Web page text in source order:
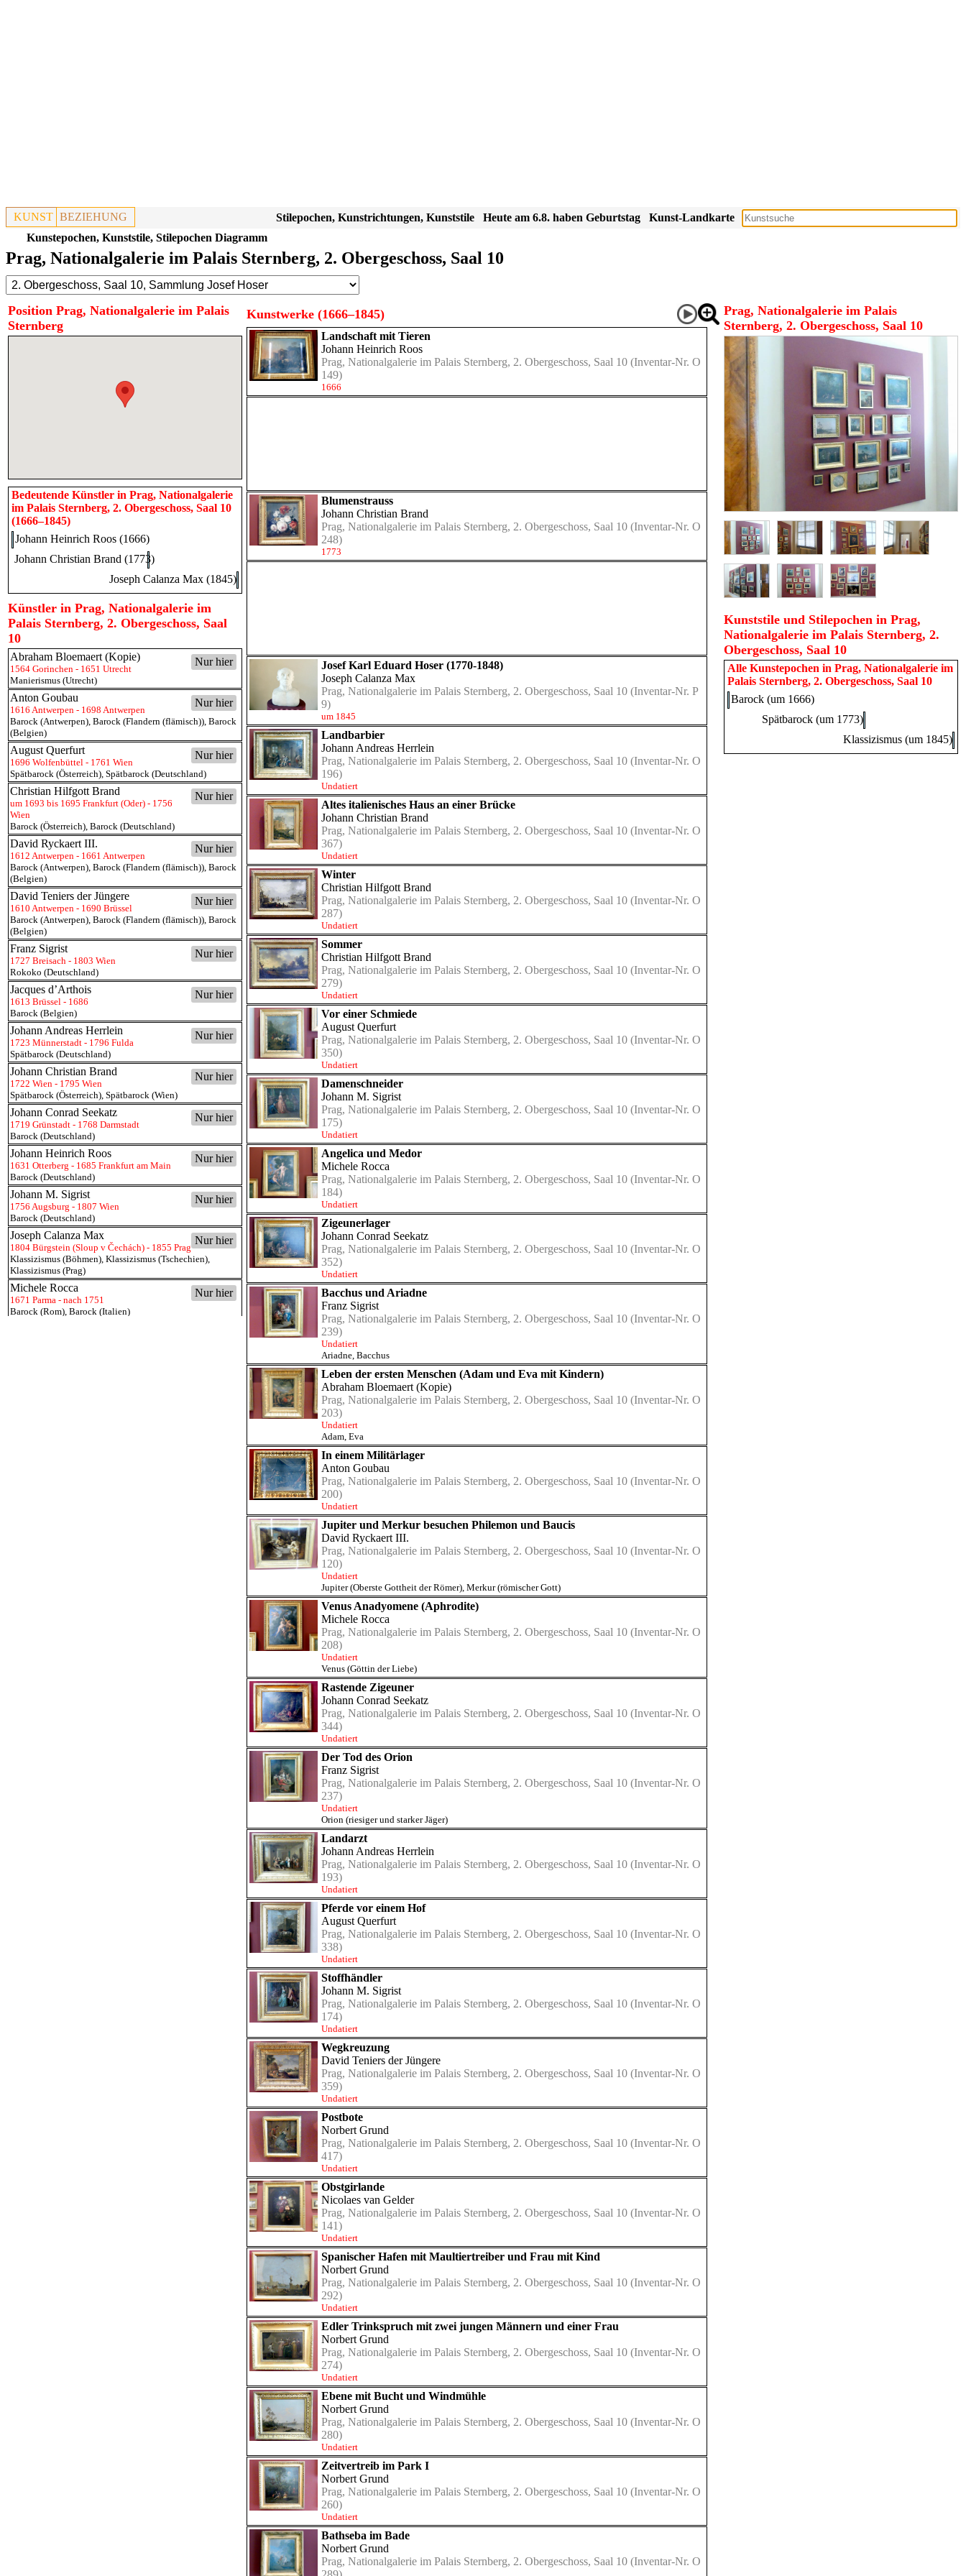
KUNST BEZIEHUNG Kunst-Landkarte
Heute am 6.8. haben Geburtstag
Stilepochen, Kunstrichtungen, Kunststile
Kunstepochen, Kunststile, Stilepochen Diagramm
Prag, Nationalgalerie im Palais Sternberg, 2. Obergeschoss, Saal 10
Position Prag, Nationalgalerie im Palais
Sternberg
Bedeutende Künstler in Prag, Nationalgalerie
im Palais Sternberg, 2. Obergeschoss, Saal 10
(1666–1845)
Johann Heinrich Roos (1666)
Johann Christian Brand (1773)
Joseph Calanza Max (1845)
Künstler in Prag, Nationalgalerie im
Palais Sternberg, 2. Obergeschoss, Saal
10
Nur hier
Abraham Bloemaert (Kopie)
1564 Gorinchen - 1651 Utrecht
Manierismus (Utrecht)
Nur hier
Anton Goubau
1616 Antwerpen - 1698 Antwerpen
Barock (Antwerpen), Barock (Flandern (flämisch)), Barock
(Belgien)
Nur hier
August Querfurt
1696 Wolfenbüttel - 1761 Wien
Spätbarock (Österreich), Spätbarock (Deutschland)
Nur hier
Christian Hilfgott Brand
um 1693 bis 1695 Frankfurt (Oder) - 1756
Wien
Barock (Österreich), Barock (Deutschland)
Nur hier
David Ryckaert III.
1612 Antwerpen - 1661 Antwerpen
Barock (Antwerpen), Barock (Flandern (flämisch)), Barock
(Belgien)
Nur hier
David Teniers der Jüngere
1610 Antwerpen - 1690 Brüssel
Barock (Antwerpen), Barock (Flandern (flämisch)), Barock
(Belgien)
Nur hier
Franz Sigrist
1727 Breisach - 1803 Wien
Rokoko (Deutschland)
Nur hier
Jacques d’Arthois
1613 Brüssel - 1686
Barock (Belgien)
Nur hier
Johann Andreas Herrlein
1723 Münnerstadt - 1796 Fulda
Spätbarock (Deutschland)
Nur hier
Johann Christian Brand
1722 Wien - 1795 Wien
Spätbarock (Österreich), Spätbarock (Wien)
Nur hier
Johann Conrad Seekatz
1719 Grünstadt - 1768 Darmstadt
Barock (Deutschland)
Nur hier
Johann Heinrich Roos
1631 Otterberg - 1685 Frankfurt am Main
Barock (Deutschland)
Nur hier
Johann M. Sigrist
1756 Augsburg - 1807 Wien
Barock (Deutschland)
Nur hier
Joseph Calanza Max
1804 Bürgstein (Sloup v Čechách) - 1855 Prag
Klassizismus (Böhmen), Klassizismus (Tschechien),
Klassizismus (Prag)
Nur hier
Michele Rocca
1671 Parma - nach 1751
Barock (Rom), Barock (Italien)
Kunstwerke (1666–1845)
Landschaft mit Tieren
Johann Heinrich Roos
Prag, Nationalgalerie im Palais Sternberg, 2. Obergeschoss, Saal 10 (Inventar-Nr. O
149)
1666
Blumenstrauss
Johann Christian Brand
Prag, Nationalgalerie im Palais Sternberg, 2. Obergeschoss, Saal 10 (Inventar-Nr. O
248)
1773
Josef Karl Eduard Hoser (1770-1848)
Joseph Calanza Max
Prag, Nationalgalerie im Palais Sternberg, 2. Obergeschoss, Saal 10 (Inventar-Nr. P
9)
um 1845
Landbarbier
Johann Andreas Herrlein
Prag, Nationalgalerie im Palais Sternberg, 2. Obergeschoss, Saal 10 (Inventar-Nr. O
196)
Undatiert
Altes italienisches Haus an einer Brücke
Johann Christian Brand
Prag, Nationalgalerie im Palais Sternberg, 2. Obergeschoss, Saal 10 (Inventar-Nr. O
367)
Undatiert
Winter
Christian Hilfgott Brand
Prag, Nationalgalerie im Palais Sternberg, 2. Obergeschoss, Saal 10 (Inventar-Nr. O
287)
Undatiert
Sommer
Christian Hilfgott Brand
Prag, Nationalgalerie im Palais Sternberg, 2. Obergeschoss, Saal 10 (Inventar-Nr. O
279)
Undatiert
Vor einer Schmiede
August Querfurt
Prag, Nationalgalerie im Palais Sternberg, 2. Obergeschoss, Saal 10 (Inventar-Nr. O
350)
Undatiert
Damenschneider
Johann M. Sigrist
Prag, Nationalgalerie im Palais Sternberg, 2. Obergeschoss, Saal 10 (Inventar-Nr. O
175)
Undatiert
Angelica und Medor
Michele Rocca
Prag, Nationalgalerie im Palais Sternberg, 2. Obergeschoss, Saal 10 (Inventar-Nr. O
184)
Undatiert
Zigeunerlager
Johann Conrad Seekatz
Prag, Nationalgalerie im Palais Sternberg, 2. Obergeschoss, Saal 10 (Inventar-Nr. O
352)
Undatiert
Bacchus und Ariadne
Franz Sigrist
Prag, Nationalgalerie im Palais Sternberg, 2. Obergeschoss, Saal 10 (Inventar-Nr. O
239)
Undatiert
Ariadne, Bacchus
Leben der ersten Menschen (Adam und Eva mit Kindern)
Abraham Bloemaert (Kopie)
Prag, Nationalgalerie im Palais Sternberg, 2. Obergeschoss, Saal 10 (Inventar-Nr. O
203)
Undatiert
Adam, Eva
In einem Militärlager
Anton Goubau
Prag, Nationalgalerie im Palais Sternberg, 2. Obergeschoss, Saal 10 (Inventar-Nr. O
200)
Undatiert
Jupiter und Merkur besuchen Philemon und Baucis
David Ryckaert III.
Prag, Nationalgalerie im Palais Sternberg, 2. Obergeschoss, Saal 10 (Inventar-Nr. O
120)
Undatiert
Jupiter (Oberste Gottheit der Römer), Merkur (römischer Gott)
Venus Anadyomene (Aphrodite)
Michele Rocca
Prag, Nationalgalerie im Palais Sternberg, 2. Obergeschoss, Saal 10 (Inventar-Nr. O
208)
Undatiert
Venus (Göttin der Liebe)
Rastende Zigeuner
Johann Conrad Seekatz
Prag, Nationalgalerie im Palais Sternberg, 2. Obergeschoss, Saal 10 (Inventar-Nr. O
344)
Undatiert
Der Tod des Orion
Franz Sigrist
Prag, Nationalgalerie im Palais Sternberg, 2. Obergeschoss, Saal 10 (Inventar-Nr. O
237)
Undatiert
Orion (riesiger und starker Jäger)
Landarzt
Johann Andreas Herrlein
Prag, Nationalgalerie im Palais Sternberg, 2. Obergeschoss, Saal 10 (Inventar-Nr. O
193)
Undatiert
Pferde vor einem Hof
August Querfurt
Prag, Nationalgalerie im Palais Sternberg, 2. Obergeschoss, Saal 10 (Inventar-Nr. O
338)
Undatiert
Stoffhändler
Johann M. Sigrist
Prag, Nationalgalerie im Palais Sternberg, 2. Obergeschoss, Saal 10 (Inventar-Nr. O
174)
Undatiert
Wegkreuzung
David Teniers der Jüngere
Prag, Nationalgalerie im Palais Sternberg, 2. Obergeschoss, Saal 10 (Inventar-Nr. O
359)
Undatiert
Postbote
Norbert Grund
Prag, Nationalgalerie im Palais Sternberg, 2. Obergeschoss, Saal 10 (Inventar-Nr. O
417)
Undatiert
Obstgirlande
Nicolaes van Gelder
Prag, Nationalgalerie im Palais Sternberg, 2. Obergeschoss, Saal 10 (Inventar-Nr. O
141)
Undatiert
Spanischer Hafen mit Maultiertreiber und Frau mit Kind
Norbert Grund
Prag, Nationalgalerie im Palais Sternberg, 2. Obergeschoss, Saal 10 (Inventar-Nr. O
292)
Undatiert
Edler Trinkspruch mit zwei jungen Männern und einer Frau
Norbert Grund
Prag, Nationalgalerie im Palais Sternberg, 2. Obergeschoss, Saal 10 (Inventar-Nr. O
274)
Undatiert
Ebene mit Bucht und Windmühle
Norbert Grund
Prag, Nationalgalerie im Palais Sternberg, 2. Obergeschoss, Saal 10 (Inventar-Nr. O
280)
Undatiert
Zeitvertreib im Park I
Norbert Grund
Prag, Nationalgalerie im Palais Sternberg, 2. Obergeschoss, Saal 10 (Inventar-Nr. O
260)
Undatiert
Bathseba im Bade
Norbert Grund
Prag, Nationalgalerie im Palais Sternberg, 2. Obergeschoss, Saal 10 (Inventar-Nr. O
Prag, Nationalgalerie im Palais
Sternberg, 2. Obergeschoss, Saal 10
Kunststile und Stilepochen in Prag,
Nationalgalerie im Palais Sternberg, 2.
Obergeschoss, Saal 10
Alle Kunstepochen in Prag, Nationalgalerie im
Palais Sternberg, 2. Obergeschoss, Saal 10
Barock (um 1666)
Spätbarock (um 1773)
Klassizismus (um 1845)